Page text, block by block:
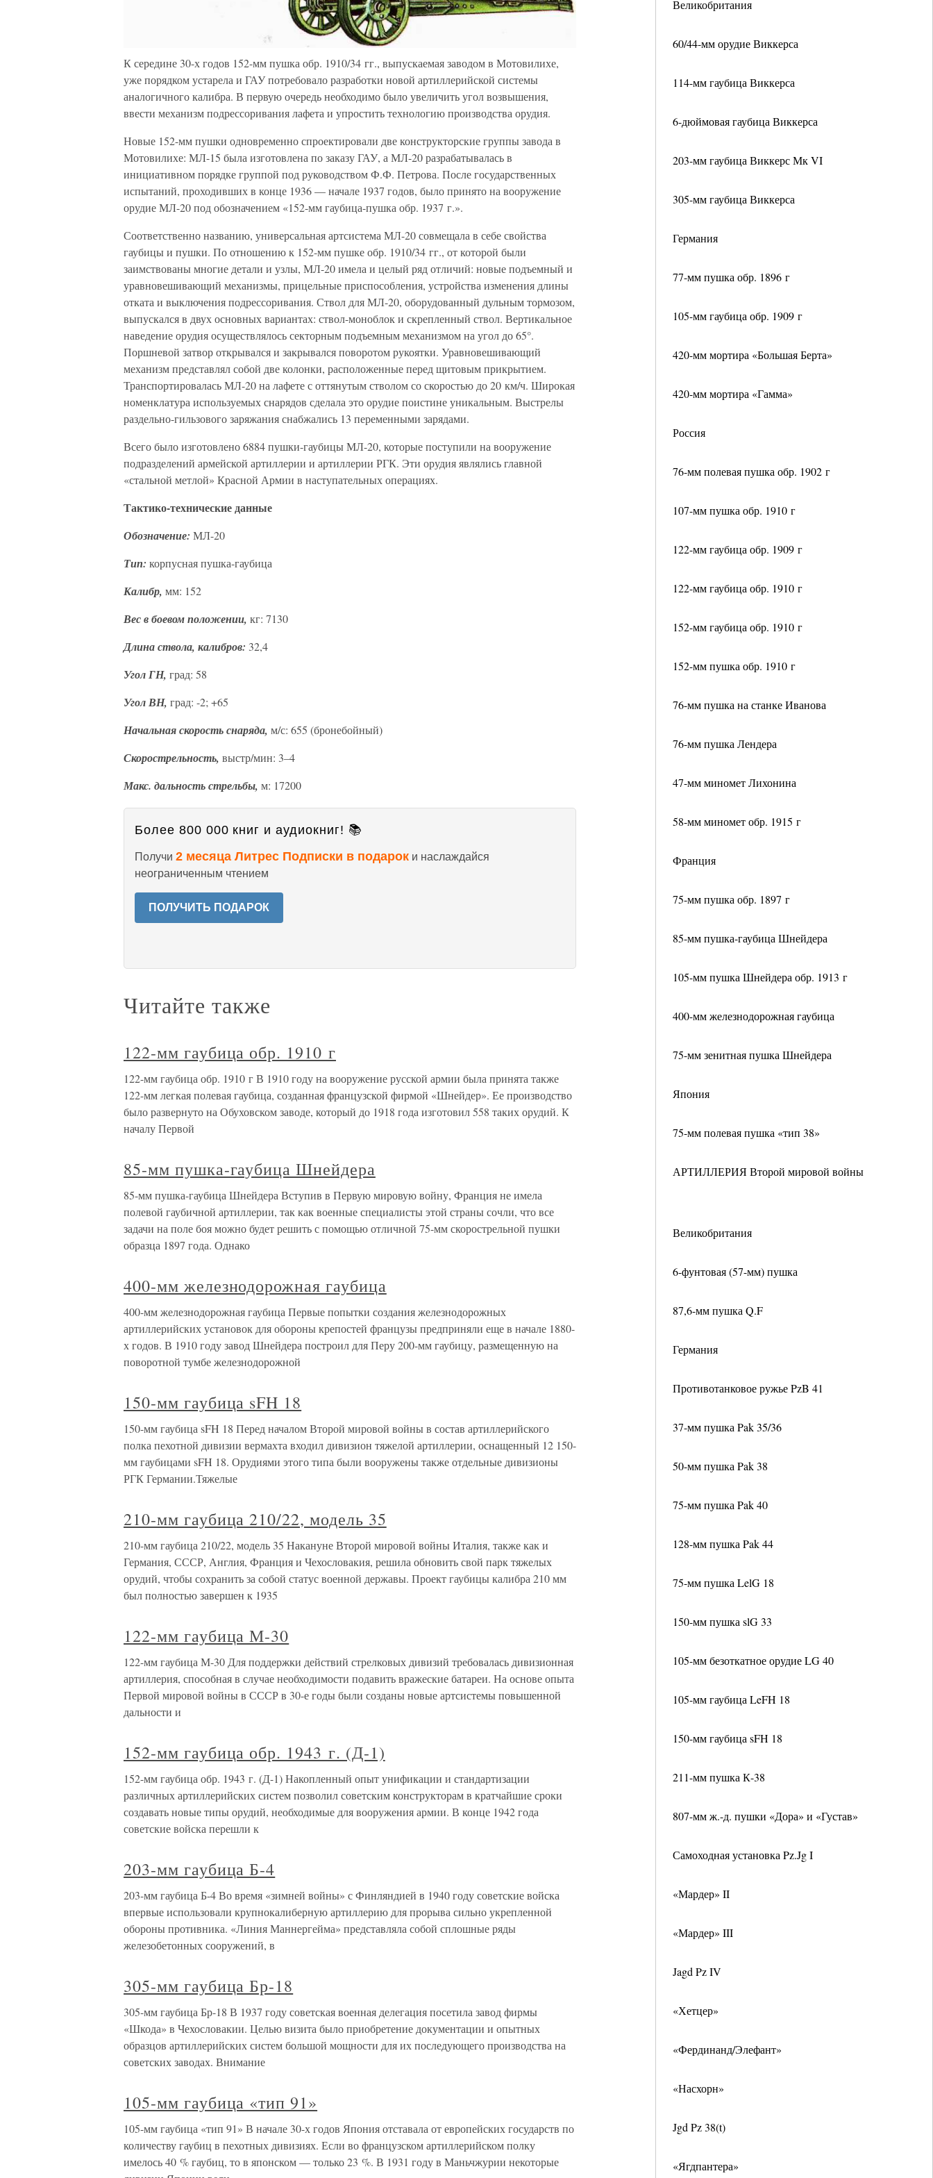
Великобритания
60/44-мм орудие Виккерса
114-мм гаубица Виккерса
6-дюймовая гаубица Виккерса
203-мм гаубица Виккерс Мк VI
305-мм гаубица Виккерса
Германия
77-мм пушка обр. 1896 г
105-мм гаубица обр. 1909 г
420-мм мортира «Большая Берта»
420-мм мортира «Гамма»
Россия
76-мм полевая пушка обр. 1902 г
107-мм пушка обр. 1910 г
122-мм гаубица обр. 1909 г
122-мм гаубица обр. 1910 г
152-мм гаубица обр. 1910 г
152-мм пушка обр. 1910 г
76-мм пушка на станке Иванова
76-мм пушка Лендера
47-мм миномет Лихонина
58-мм миномет обр. 1915 г
Франция
75-мм пушка обр. 1897 г
85-мм пушка-гаубица Шнейдера
105-мм пушка Шнейдера обр. 1913 г
400-мм железнодорожная гаубица
75-мм зенитная пушка Шнейдера
Япония
75-мм полевая пушка «тип 38»
АРТИЛЛЕРИЯ Второй мировой войны
Великобритания
6-фунтовая (57-мм) пушка
87,6-мм пушка Q.F
Германия
Противотанковое ружье PzB 41
37-мм пушка Pak 35/36
50-мм пушка Pak 38
75-мм пушка Pak 40
128-мм пушка Pak 44
75-мм пушка LelG 18
150-мм пушка slG 33
105-мм безоткатное орудие LG 40
105-мм гаубица LeFH 18
150-мм гаубица sFH 18
211-мм пушка К-38
807-мм ж.-д. пушки «Дора» и «Густав»
Самоходная установка Pz.Jg I
«Мардер» II
«Мардер» III
Jagd Pz IV
«Хетцер»
«Фердинанд/Элефант»
«Насхорн»
Jgd Pz 38(t)
«Ягдпантера»
К середине 30-х годов 152-мм пушка обр. 1910/34 гг., выпускаемая заводом в Мотовилихе,
уже порядком устарела и ГАУ потребовало разработки новой артиллерийской системы
аналогичного калибра. В первую очередь необходимо было увеличить угол возвышения,
ввести механизм подрессоривания лафета и упростить технологию производства орудия.
Новые 152-мм пушки одновременно спроектировали две конструкторские группы завода в
Мотовилихе: МЛ-15 была изготовлена по заказу ГАУ, а МЛ-20 разрабатывалась в
инициативном порядке группой под руководством Ф.Ф. Петрова. После государственных
испытаний, проходивших в конце 1936 — начале 1937 годов, было принято на вооружение
орудие МЛ-20 под обозначением «152-мм гаубица-пушка обр. 1937 г.».
Соответственно названию, универсальная артсистема МЛ-20 совмещала в себе свойства
гаубицы и пушки. По отношению к 152-мм пушке обр. 1910/34 гг., от которой были
заимствованы многие детали и узлы, МЛ-20 имела и целый ряд отличий: новые подъемный и
уравновешивающий механизмы, прицельные приспособления, устройства изменения длины
отката и выключения подрессоривания. Ствол для МЛ-20, оборудованный дульным тормозом,
выпускался в двух основных вариантах: ствол-моноблок и скрепленный ствол. Вертикальное
наведение орудия осуществлялось секторным подъемным механизмом на угол до 65°.
Поршневой затвор открывался и закрывался поворотом рукоятки. Уравновешивающий
механизм представлял собой две колонки, расположенные перед щитовым прикрытием.
Транспортировалась МЛ-20 на лафете с оттянутым стволом со скоростью до 20 км/ч. Широкая
номенклатура используемых снарядов сделала это орудие поистине уникальным. Выстрелы
раздельно-гильзового заряжания снабжались 13 переменными зарядами.
Всего было изготовлено 6884 пушки-гаубицы МЛ-20, которые поступили на вооружение
подразделений армейской артиллерии и артиллерии РГК. Эти орудия являлись главной
«стальной метлой» Красной Армии в наступательных операциях.
Тактико-технические данные
Обозначение: МЛ-20
Тип: корпусная пушка-гаубица
Калибр, мм: 152
Вес в боевом положении, кг: 7130
Длина ствола, калибров: 32,4
Угол ГН, град: 58
Угол ВН, град: -2; +65
Начальная скорость снаряда, м/с: 655 (бронебойный)
Скорострельность, выстр/мин: 3–4
Макс. дальность стрельбы, м: 17200
Более 800 000 книг и аудиокниг! 📚
Получи 2 месяца Литрес Подписки в подарок и наслаждайся
неограниченным чтением
ПОЛУЧИТЬ ПОДАРОК
Читайте также
122-мм гаубица обр. 1910 г
122-мм гаубица обр. 1910 г В 1910 году на вооружение русской армии была принята также
122-мм легкая полевая гаубица, созданная французской фирмой «Шнейдер». Ее производство
было развернуто на Обуховском заводе, который до 1918 года изготовил 558 таких орудий. К
началу Первой
85-мм пушка-гаубица Шнейдера
85-мм пушка-гаубица Шнейдера Вступив в Первую мировую войну, Франция не имела
полевой гаубичной артиллерии, так как военные специалисты этой страны сочли, что все
задачи на поле боя можно будет решить с помощью отличной 75-мм скорострельной пушки
образца 1897 года. Однако
400-мм железнодорожная гаубица
400-мм железнодорожная гаубица Первые попытки создания железнодорожных
артиллерийских установок для обороны крепостей французы предприняли еще в начале 1880-
х годов. В 1910 году завод Шнейдера построил для Перу 200-мм гаубицу, размещенную на
поворотной тумбе железнодорожной
150-мм гаубица sFH 18
150-мм гаубица sFH 18 Перед началом Второй мировой войны в состав артиллерийского
полка пехотной дивизии вермахта входил дивизион тяжелой артиллерии, оснащенный 12 150-
мм гаубицами sFH 18. Орудиями этого типа были вооружены также отдельные дивизионы
РГК Германии.Тяжелые
210-мм гаубица 210/22, модель 35
210-мм гаубица 210/22, модель 35 Накануне Второй мировой войны Италия, также как и
Германия, СССР, Англия, Франция и Чехословакия, решила обновить свой парк тяжелых
орудий, чтобы сохранить за собой статус военной державы. Проект гаубицы калибра 210 мм
был полностью завершен к 1935
122-мм гаубица М-30
122-мм гаубица М-30 Для поддержки действий стрелковых дивизий требовалась дивизионная
артиллерия, способная в случае необходимости подавить вражеские батареи. На основе опыта
Первой мировой войны в СССР в 30-е годы были созданы новые артсистемы повышенной
дальности и
152-мм гаубица обр. 1943 г. (Д-1)
152-мм гаубица обр. 1943 г. (Д-1) Накопленный опыт унификации и стандартизации
различных артиллерийских систем позволил советским конструкторам в кратчайшие сроки
создавать новые типы орудий, необходимые для вооружения армии. В конце 1942 года
советские войска перешли к
203-мм гаубица Б-4
203-мм гаубица Б-4 Во время «зимней войны» с Финляндией в 1940 году советские войска
впервые использовали крупнокалиберную артиллерию для прорыва сильно укрепленной
обороны противника. «Линия Маннергейма» представляла собой сплошные ряды
железобетонных сооружений, в
305-мм гаубица Бр-18
305-мм гаубица Бр-18 В 1937 году советская военная делегация посетила завод фирмы
«Шкода» в Чехословакии. Целью визита было приобретение документации и опытных
образцов артиллерийских систем большой мощности для их последующего производства на
советских заводах. Внимание
105-мм гаубица «тип 91»
105-мм гаубица «тип 91» В начале 30-х годов Япония отставала от европейских государств по
количеству гаубиц в пехотных дивизиях. Если во французском артиллерийском полку
имелось 40 % гаубиц, то в японском — только 23 %. В 1931 году в Маньчжурии некоторые